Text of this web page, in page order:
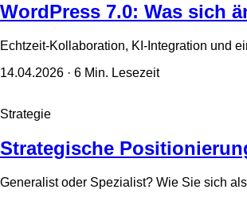
WordPress 7.0: Was sich
Echtzeit-Kollaboration, KI-Integration und
14.04.2026 · 6 Min. Lesezeit
Strategie
Strategische
Generalist oder Spezialist? Wie Sie sich